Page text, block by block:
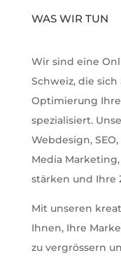
WAS WIR TUN
Wir sind eine
Schweiz, die
Optimierung
spezialisiert.
Webdesign,
Media
stärken und Ihre
Mit unseren
Ihnen, Ihre
zu vergrössern